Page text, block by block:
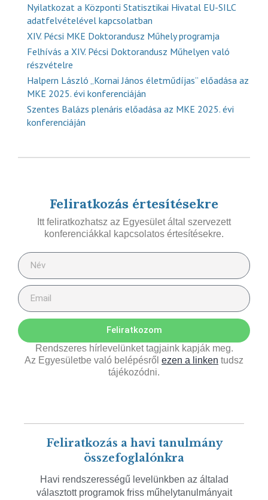
Nyilatkozat a Központi Statisztikai Hivatal EU-SILC
adatfelvételével kapcsolatban
XIV. Pécsi MKE Doktorandusz Műhely programja
Felhívás a XIV. Pécsi Doktorandusz Műhelyen való
részvételre
Halpern László „Kornai János életműdíjas” előadása az
MKE 2025. évi konferenciáján
Szentes Balázs plenáris előadása az MKE 2025. évi
konferenciáján
Feliratkozás értesítésekre
Itt feliratkozhatsz az Egyesület által szervezett
konferenciákkal kapcsolatos értesítésekre.
Feliratkozom
Rendszeres hírlevelünket tagjaink kapják meg.
Az Egyesületbe való belépésről ezen a linken tudsz
tájékozódni.
Feliratkozás a havi tanulmány
összefoglalónkra
Havi rendszerességű levelünkben az általad
választott programok friss műhelytanulmányait